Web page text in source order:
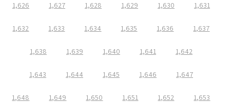
1,626 1,627 1,628 1,629 1,630 1,631
1,632 1,633 1,634 1,635 1,636 1,637
1,638 1,639 1,640 1,641 1,642
1,643 1,644 1,645 1,646 1,647
1,648 1,649 1,650 1,651 1,652 1,653